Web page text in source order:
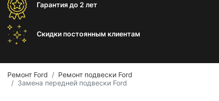
Гарантиядо 2 лет
Скидки постоянным клиентам
Ремонт Ford
Ремонт подвески Ford
Замена передней подвески Ford